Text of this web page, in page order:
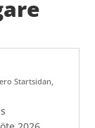
Startsidan,